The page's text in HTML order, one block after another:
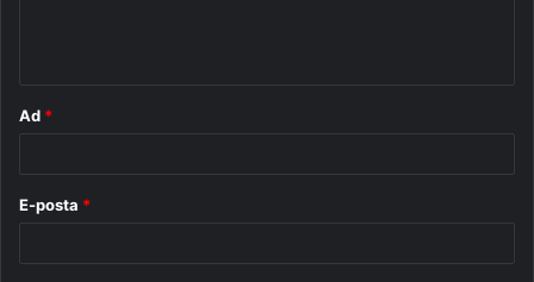
Ad *
E-posta *